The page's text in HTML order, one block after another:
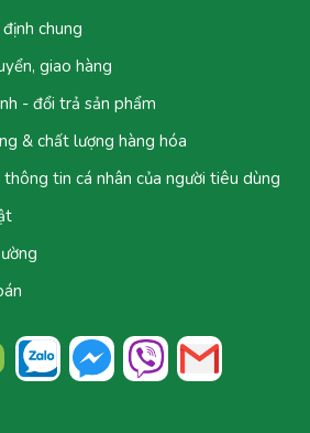
chung
giao hàng
- đổi trả sản phẩm
& chất lượng hàng hóa
thông tin cá nhân của người tiêu dùng